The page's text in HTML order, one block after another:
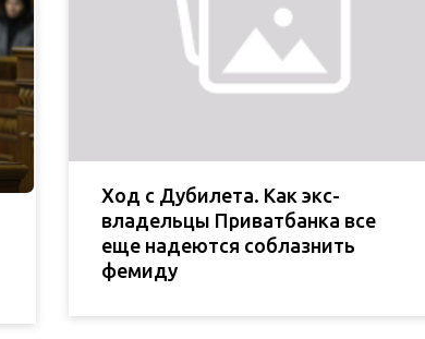
Ход с Дубилета. Как экс-
владельцы Приватбанка все
еще надеются соблазнить
фемиду